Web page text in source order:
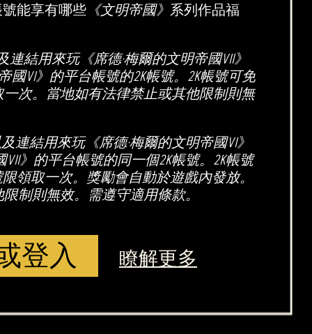
能享有哪些 《文明帝國》 系列作品福
結用來玩《席德·梅爾的文明帝國VII》
國VI》的平台帳號的2K帳號。2K帳號可免
次。當地如有法律禁止或其他限制則無
連結用來玩《席德·梅爾的文明帝國VI》
》的平台帳號的同一個2K帳號。2K帳號
領取一次。獎勵會自動於遊戲內發放。
制則無效。需遵守適用條款。
登入 瞭解更多